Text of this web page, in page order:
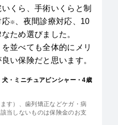
くら、手術いくらと制
応※
、夜間診療対応、10
ため選びました。
並べても全体的にメリ
い保険だと思います。
犬・ミニチュアピンシャー・4歳
す）、歯列矯正などケガ・病
当しないものは保険金のお支